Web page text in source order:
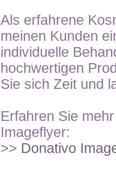
Als erfahrene
meinen Kunden
individuelle
hochwertigen
Sie sich Zeit und
Erfahren Sie
Imageflyer:
>> Donativo